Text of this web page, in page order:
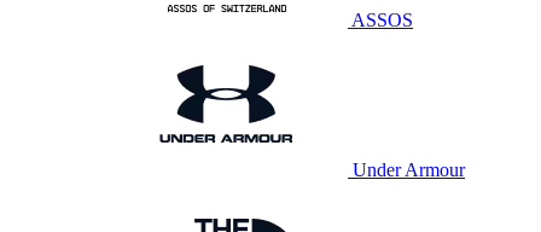
ASSOS
Under Armour